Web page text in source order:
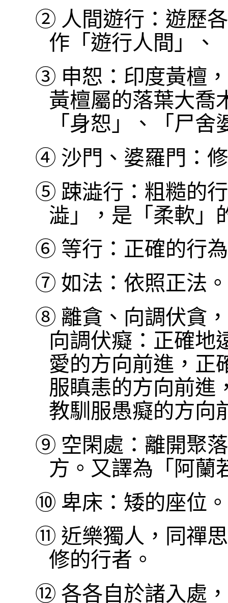
② 人間遊行：遊歷
作「遊行人間」、
③ 申恕：印度黃檀
黃檀屬的落葉大喬
「身恕」、「尸
④ 沙門、婆羅門：
⑤ 踈澁行：粗糙的
澁」，是「柔軟」
⑥ 等行：正確的行
⑦ 如法：依照正法。
⑧ 離貪、向調伏貪
向調伏癡：正確地
愛的方向前進，正
服瞋恚的方向前進
教馴服愚癡的方向
⑨ 空閑處：離開聚
方。又譯為「阿蘭
⑩ 卑床：矮的座位。
⑪ 近樂獨人，同禪
修的行者。
⑫ 各各自於諸入處